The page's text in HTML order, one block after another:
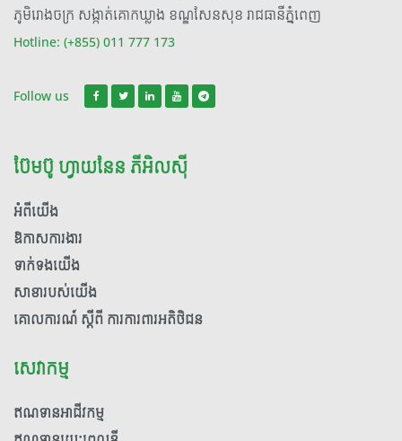
ភូមិរោងចក្រ សង្កាត់គោកឃ្លាង ខណ្ឌសែនសុខ រាជធានីភ្នំពេញ
Hotline: (+855) 011 777 173
Follow us
ប៊ែមប៊ូ ហ្វាយនែន ភីអិលស៊ី
អំពី​យើង
ឱកាសការងារ
ទាក់ទង​​យើង
សាខារបស់យើង
គោលការណ៍ ស្តីពី ការការពារអតិថិជន
សេវាកម្ម
ឥណទានអាជីវកម្ម